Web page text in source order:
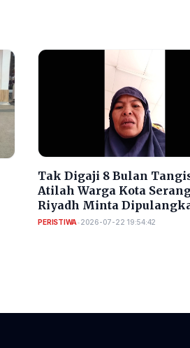
​Tak Digaji 8 Bulan
Atilah Warga Kota
Riyadh Minta
PERISTIWA•2026-07-22 19:54:42